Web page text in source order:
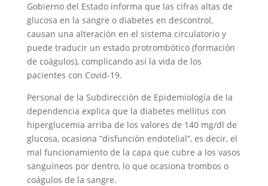
Gobierno del Estado informa que las cifras altas de
glucosa en la sangre o diabetes en descontrol,
causan una alteración en el sistema circulatorio y
puede traducir un estado protrombótico (formación
de coágulos), complicando así la vida de los
pacientes con Covid-19.
Personal de la Subdirección de Epidemiología de la
dependencia explica que la diabetes mellitus con
hiperglucemia arriba de los valores de 140 mg/dl de
glucosa, ocasiona “disfunción endotelial”, es decir, el
mal funcionamiento de la capa que cubre a los vasos
sanguíneos por dentro, lo que ocasiona trombos o
coágulos de la sangre.